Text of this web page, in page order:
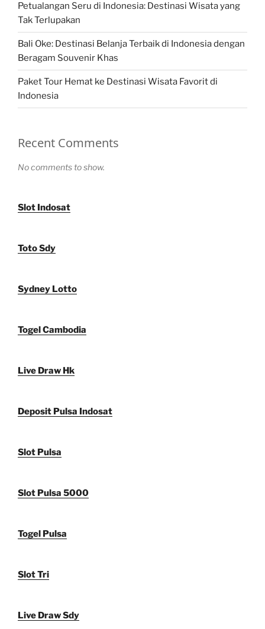
Petualangan Seru di Indonesia: Destinasi Wisata yang
Tak Terlupakan
Bali Oke: Destinasi Belanja Terbaik di Indonesia dengan
Beragam Souvenir Khas
Paket Tour Hemat ke Destinasi Wisata Favorit di
Indonesia
Recent Comments
No comments to show.
Slot Indosat
Toto Sdy
Sydney Lotto
Togel Cambodia
Live Draw Hk
Deposit Pulsa Indosat
Slot Pulsa
Slot Pulsa 5000
Togel Pulsa
Slot Tri
Live Draw Sdy